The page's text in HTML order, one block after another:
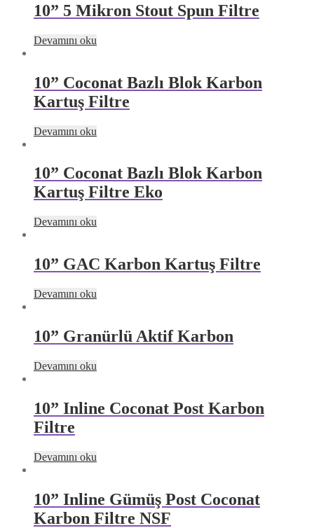
10” 5 Mikron Stout Spun Filtre
Devamını oku
10” Coconat Bazlı Blok Karbon
Kartuş Filtre
Devamını oku
10” Coconat Bazlı Blok Karbon
Kartuş Filtre Eko
Devamını oku
10” GAC Karbon Kartuş Filtre
Devamını oku
10” Granürlü Aktif Karbon
Devamını oku
10” Inline Coconat Post Karbon
Filtre
Devamını oku
10” Inline Gümüş Post Coconat
Karbon Filtre NSF